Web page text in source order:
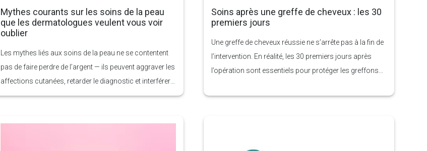
Mythes courants sur les soins de la peau
que les dermatologues veulent vous voir
oublier
Les mythes liés aux soins de la peau ne se contentent
pas de faire perdre de l’argent — ils peuvent aggraver les
affections cutanées, retarder le diagnostic et interférer
avec les traitements médicaux. Les dermatologues
conseils erronés trouvés en ligne ou diffusés par les
Soins après une greffe de cheveux : les 30
premiers jours
Une greffe de cheveux réussie ne s’arrête pas à la fin de
l’intervention. En réalité, les 30 premiers jours après
l’opération sont essentiels pour protéger les greffons
naturels et durables. Des soins post-opératoires